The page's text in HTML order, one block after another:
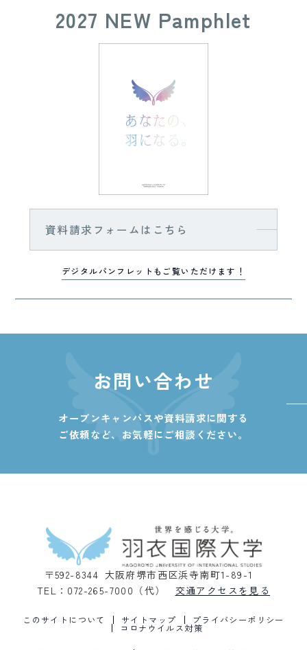
2027 NEW Pamphlet
資料請求フォームはこちら
デジタルパンフレットもご覧いただけます！
お問い合わせ
オープンキャンパスや資料請求に関する
ご依頼など、 お気軽にご相談ください。
〒592-8344 大阪府堺市西区浜寺南町1-89-1
TEL：072-265-7000（代）
交通アクセスを見る
このサイトについて サイトマップ プライバシーポリシー
コロナウイルス対策